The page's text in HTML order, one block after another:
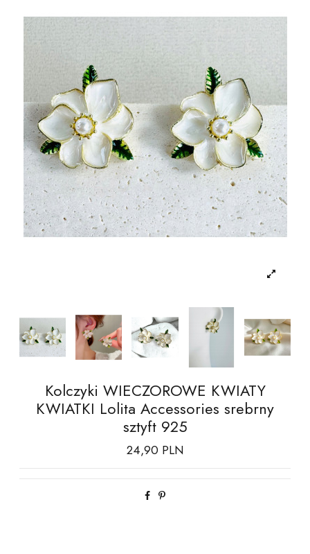
Kolczyki WIECZOROWE KWIATY
KWIATKI Lolita Accessories srebrny
sztyft 925
24,90 PLN